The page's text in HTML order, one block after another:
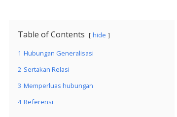
Table of Contents hide
1 Hubungan Generalisasi
2 Sertakan Relasi
3 Memperluas hubungan
4 Referensi